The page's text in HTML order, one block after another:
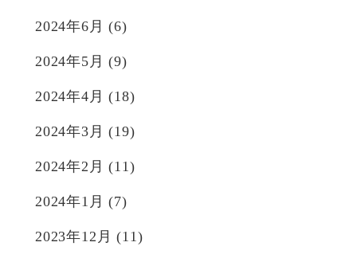
2024年6月 (6)
2024年5月 (9)
2024年4月 (18)
2024年3月 (19)
2024年2月 (11)
2024年1月 (7)
2023年12月 (11)